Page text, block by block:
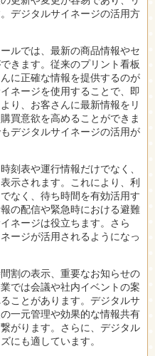
デジタルサイネージの活用方
ルでは、最新の商品情報やセ
きます。従来のプリント看板
に正確な情報を提供するのが
ネージを使用することで、即
り、お客さんに最新情報をリ
買意欲を高めることができま
デジタルサイネージの活用が
刻表や運行情報だけでなく、
示されます。これにより、利
なく、待ち時間を有効活用す
の配信や緊急時における避難
ネージは役立ちます。さら
ージが活用されるようになっ
割の表示、重要なお知らせの
では会議や社内イベントの案
ことがあります。デジタルサ
一元管理や効果的な情報共有
がります。さらに、デジタル
にも適しています。